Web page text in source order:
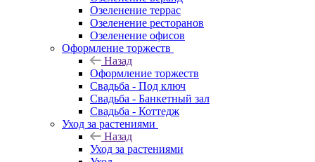
Озеленение террас
Озеленение ресторанов
Озеленение офисов
Оформление торжеств
Назад
Оформление торжеств
Свадьба - Под ключ
Свадьба - Банкетный зал
Свадьба - Коттедж
Уход за растениями
Назад
Уход за растениями